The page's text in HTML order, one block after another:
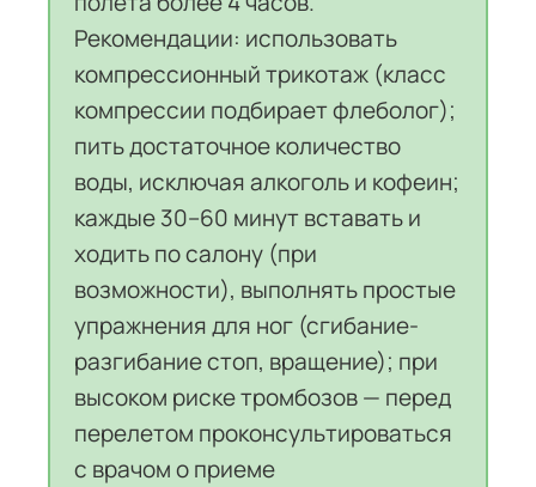
Рекомендации: использовать
компрессионный трикотаж (класс
компрессии подбирает флеболог);
пить достаточное количество
воды, исключая алкоголь и кофеин;
каждые 30–60 минут вставать и
ходить по салону (при
возможности), выполнять простые
упражнения для ног (сгибание-
разгибание стоп, вращение); при
высоком риске тромбозов — перед
перелетом проконсультироваться
с врачом о приеме